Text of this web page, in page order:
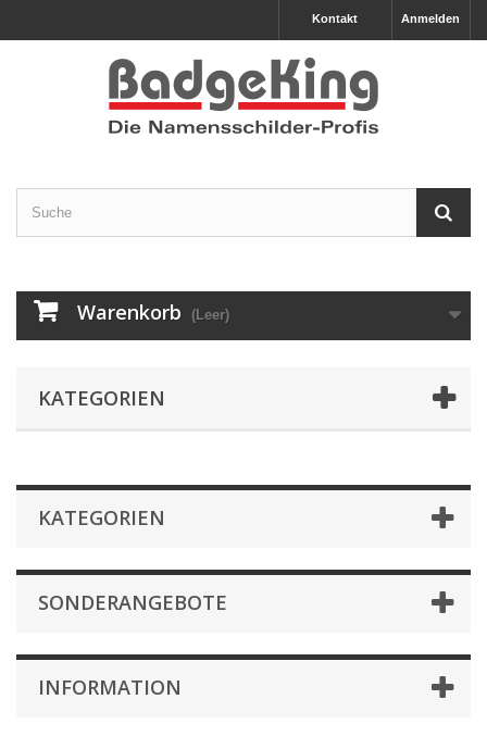
Anmelden
Kontakt
Warenkorb (Leer)
KATEGORIEN
KATEGORIEN
SONDERANGEBOTE
INFORMATION